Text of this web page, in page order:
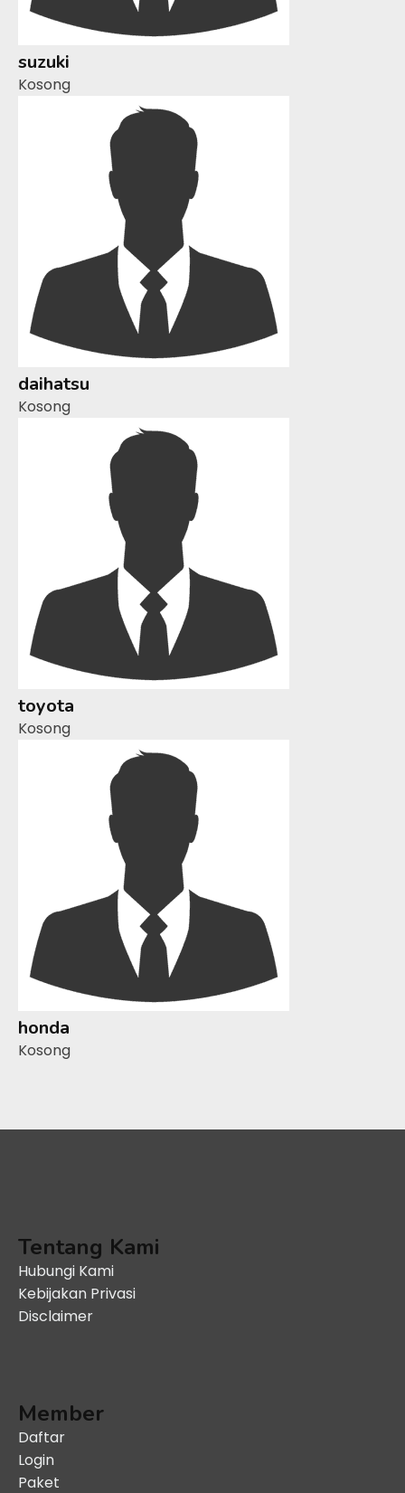
suzuki
Kosong
daihatsu
Kosong
toyota
Kosong
honda
Kosong
Tentang Kami
Hubungi Kami
Kebijakan Privasi
Disclaimer
Member
Daftar
Login
Paket